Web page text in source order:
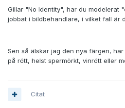
Gillar "No Identity", har du modelerat
jobbat i bildbehandlare, i vilket fall är
Sen så älskar jag den nya färgen,
på rött, helst spermörkt, vinrött eller
Citat